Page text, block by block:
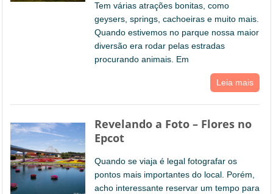
Tem várias atrações bonitas, como
geysers, springs, cachoeiras e muito mais.
Quando estivemos no parque nossa maior
diversão era rodar pelas estradas
procurando animais. Em
Leia mais
Revelando a Foto – Flores no
Epcot
Quando se viaja é legal fotografar os
pontos mais importantes do local. Porém,
acho interessante reservar um tempo para